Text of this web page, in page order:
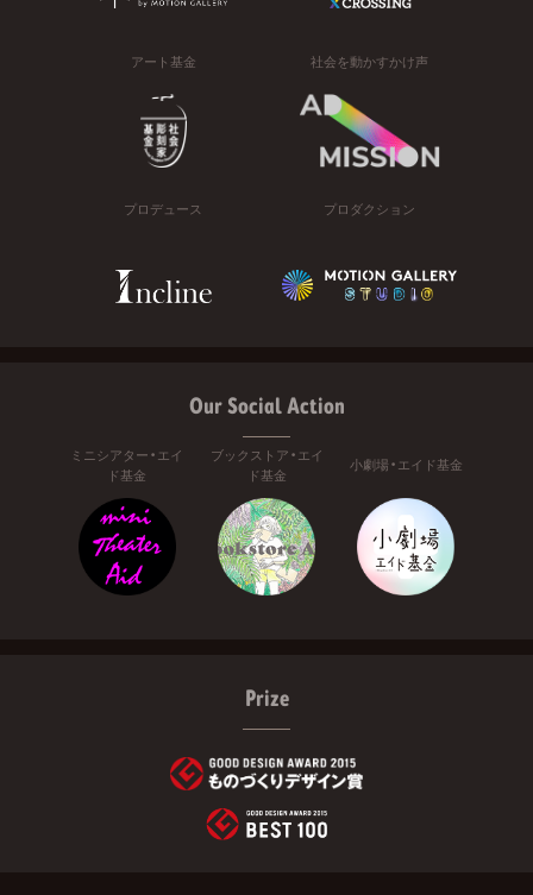
アート基金 社会を動かすかけ声
プロデュース プロダクション
Our Social Action
ミニシアター・エイ
ド基金
ブックストア・エイ
ド基金
小劇場・エイド基金
Prize